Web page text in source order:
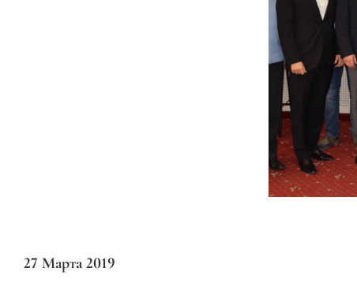
27 Марта 2019